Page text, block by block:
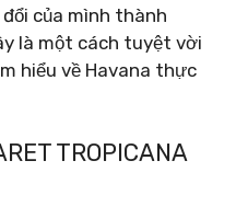
của mình thành
là một cách tuyệt vời
hiểu về Havana thực
TROPICANA